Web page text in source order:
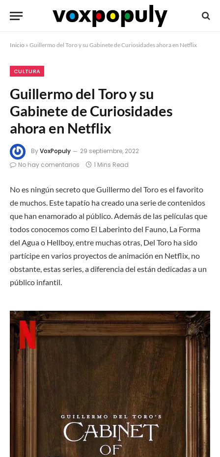
Inicio » Guillermo del Toro y su Gabinete de Curiosidades ahora en Netflix
CULTURA
Guillermo del Toro y su
Gabinete de Curiosidades
ahora en Netflix
ByVoxPopuly
29 septiembre, 2022
No hay comentarios
1 Mins Read
No es ningún secreto que Guillermo del Toro es el favorito
de muchos. Este tapatío ha creado una serie de contenidos
que han enamorado al público. Además de las películas que
todos conocemos como El Laberinto del Fauno, La Forma
del Agua o Hellboy, entre muchas otras, Del Toro ha sido
partícipe en varios proyectos de animación en Netflix, no
obstante, estas series, a diferencia del están dedicadas a un
público infantil.